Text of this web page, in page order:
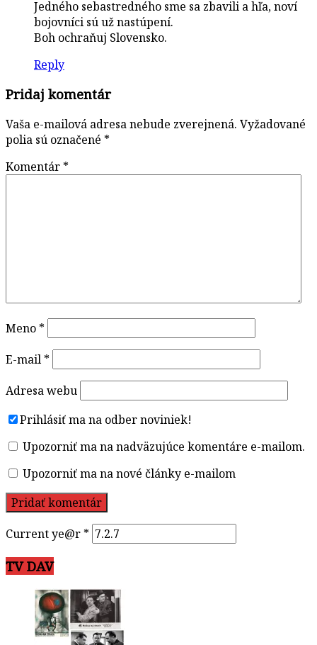
Jedného sebastredného sme sa zbavili a hľa, noví
bojovníci sú už nastúpení.
Boh ochraňuj Slovensko.
Reply
Pridaj komentár
Vaša e-mailová adresa nebude zverejnená. Vyžadované
polia sú označené *
Komentár *
Meno *
E-mail *
Adresa webu
Prihlásiť ma na odber noviniek!
Upozorniť ma na nadväzujúce komentáre e-mailom.
Upozorniť ma na nové články e-mailom
Current ye@r *
TV DAV